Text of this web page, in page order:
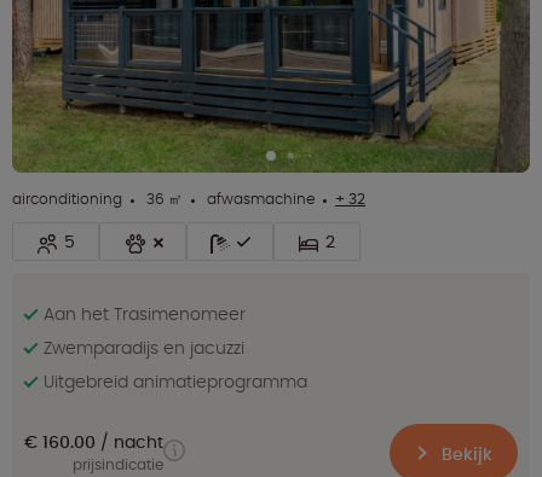
airconditioning 36 ㎡ afwasmachine + 32
5 2
Aan het Trasimenomeer
Zwemparadijs en jacuzzi
Uitgebreid animatieprogramma
€ 160.00 nacht
prijsindicatie Bekijk